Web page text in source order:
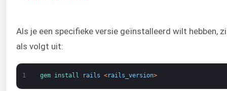
Als je een specifieke versie geïnstalleerd wilt hebben,
als volgt uit:
1 gem install rails <rails_version>